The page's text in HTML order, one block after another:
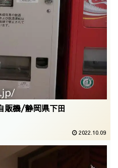
販機/静岡県下田
2022.10.09